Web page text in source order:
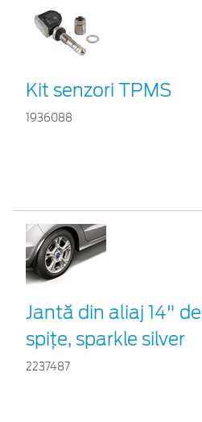
Kit senzori TPMS
1936088
Jantă din aliaj 14"
spiţe, sparkle silver
2237487